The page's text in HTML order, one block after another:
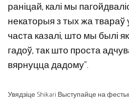
раніцай, калі мы
некаторыя з тых жа
часта казалі, што мы былі
гадоў, так што проста
вярнуцца дадому”.
Увядзіце Shikari Выступайце на